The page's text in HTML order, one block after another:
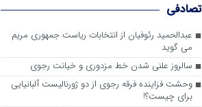
تصادفی
عبدالحمید رئوفیان از انتخابات ریاست جمهوری مریم
می گوید
سالروز علنی شدن خط مزدوری و خیانت رجوی
وحشت فزاینده فرقه رجوی از دو ژورنالیست آلبانیایی
برای چیست؟!